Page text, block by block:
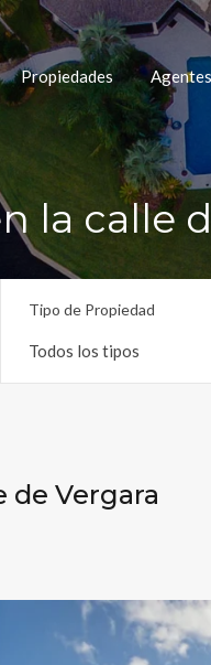
Propiedades Agentes
la calle
Tipo de Propiedad
Todos los tipos
de Vergara